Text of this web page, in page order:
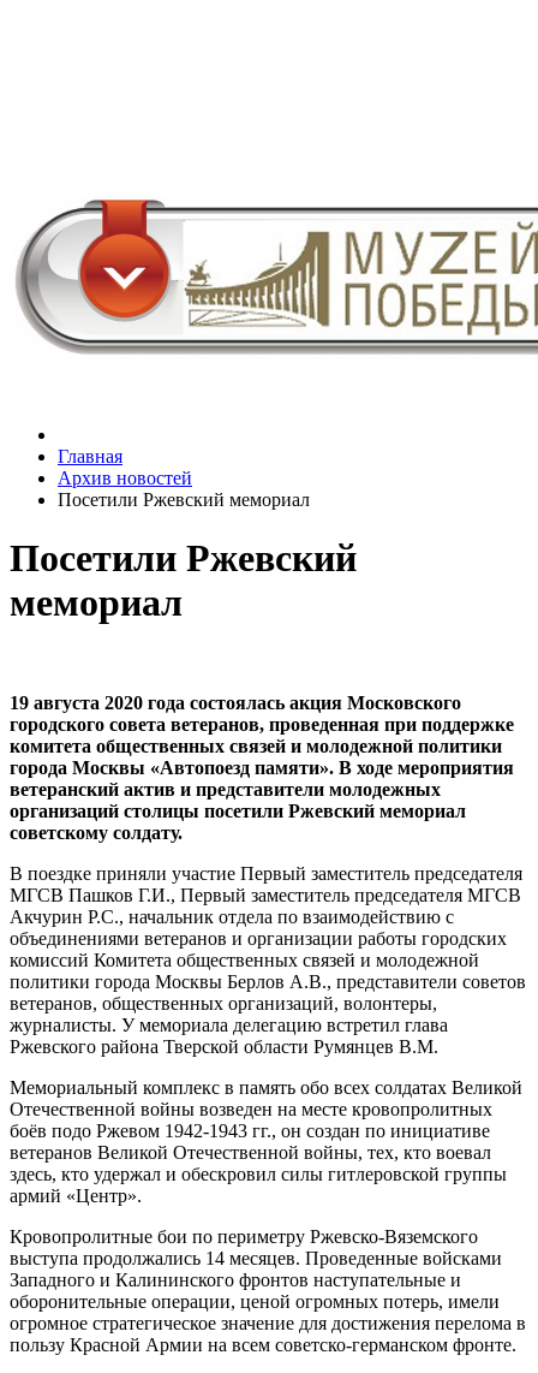
Главная
Архив новостей
Посетили Ржевский мемориал
Посетили Ржевский
мемориал
19 августа 2020 года состоялась акция Московского
городского совета ветеранов, проведенная при поддержке
комитета общественных связей и молодежной политики
города Москвы «Автопоезд памяти». В ходе мероприятия
ветеранский актив и представители молодежных
организаций столицы посетили Ржевский мемориал
советскому солдату.
В поездке приняли участие Первый заместитель председателя
МГСВ Пашков Г.И., Первый заместитель председателя МГСВ
Акчурин Р.С., начальник отдела по взаимодействию с
объединениями ветеранов и организации работы городских
комиссий Комитета общественных связей и молодежной
политики города Москвы Берлов А.В., представители советов
ветеранов, общественных организаций, волонтеры,
журналисты. У мемориала делегацию встретил глава
Ржевского района Тверской области Румянцев В.М.
Мемориальный комплекс в память обо всех солдатах Великой
Отечественной войны возведен на месте кровопролитных
боёв подо Ржевом 1942-1943 гг., он создан по инициативе
ветеранов Великой Отечественной войны, тех, кто воевал
здесь, кто удержал и обескровил силы гитлеровской группы
армий «Центр».
Кровопролитные бои по периметру Ржевско-Вяземского
выступа продолжались 14 месяцев. Проведенные войсками
Западного и Калининского фронтов наступательные и
оборонительные операции, ценой огромных потерь, имели
огромное стратегическое значение для достижения перелома в
пользу Красной Армии на всем советско-германском фронте.